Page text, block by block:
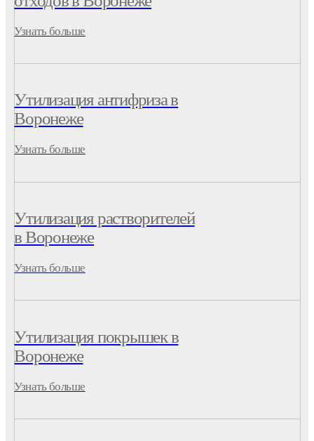
Узнать больше
Утилизация антифриза в
Воронеже
Узнать больше
Утилизация растворителей
в Воронеже
Узнать больше
Утилизация покрышек в
Воронеже
Узнать больше